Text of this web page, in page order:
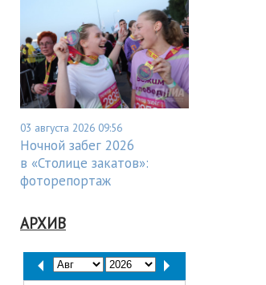
03 августа 2026 09:56
Ночной забег 2026
в «Столице закатов»:
фоторепортаж
АРХИВ